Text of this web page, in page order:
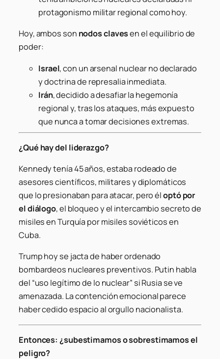
protagonismo militar regional como hoy.
Hoy, ambos son nodos clavesen el equilibrio de
poder:
Israel, con un arsenal nuclear no declarado
y doctrina de represalia inmediata.
Irán, decidido a desafiar la hegemonía
regional y, tras los ataques, más expuesto
que nunca a tomar decisiones extremas.
¿Qué hay del liderazgo?
Kennedy tenía 45 años, estaba rodeado de
asesores científicos, militares y diplomáticos
que lo presionaban para atacar, pero éloptó por
el diálogo, el bloqueo y el intercambio secreto de
misiles en Turquía por misiles soviéticos en
Cuba.
Trump hoy se jacta de haber ordenado
bombardeos nucleares preventivos. Putin habla
del “uso legítimo de lo nuclear” si Rusia se ve
amenazada. La contención emocional parece
haber cedido espacio al orgullo nacionalista.
Entonces: ¿subestimamos o sobrestimamos el
peligro?